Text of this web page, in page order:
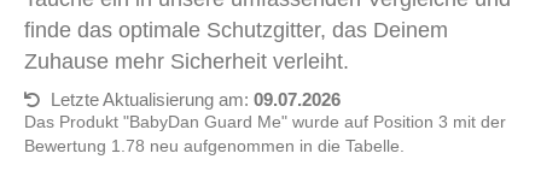
finde das optimale Schutzgitter, das Deinem
Zuhause mehr Sicherheit verleiht.
Letzte Aktualisierung am: 09.07.2026
Das Produkt "BabyDan Guard Me" wurde auf Position 3 mit der
Bewertung 1.78 neu aufgenommen in die Tabelle.